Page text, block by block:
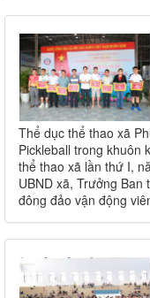
Thể dục thể thao xã
Pickleball trong khuôn
thể thao xã lần thứ I,
UBND xã, Trưởng
đông đảo vận động